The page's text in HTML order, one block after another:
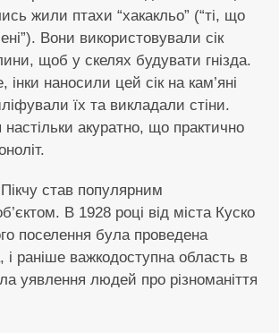
жили птахи “хакакльо” (“ті, що
Вони використовували сік
щоб у скелях будувати гнізда.
інки наносили цей сік на кам’яні
їх та викладали стіни.
акуратно, що практично
став популярним
В 1928 році від міста Куско
поселення була проведена
і раніше важкодоступна область в
уявлення людей про різноманіття